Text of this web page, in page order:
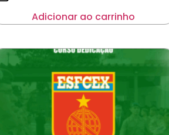
Adicionar ao carrinho